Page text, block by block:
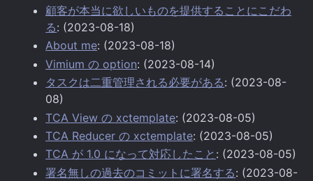
顧客が本当に欲しいものを提供することにこだわ
る: (2023-08-18)
About me: (2023-08-18)
Vimium の option: (2023-08-14)
タスクは二重管理される必要がある: (2023-08-
08)
TCA View の xctemplate: (2023-08-05)
TCA Reducer の xctemplate: (2023-08-05)
TCA が 1.0 になって対応したこと : (2023-08-05)
署名無しの過去のコミットに署名する: (2023-08-